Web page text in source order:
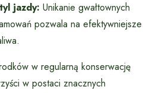
jazdy: Unikanie gwałtownych
pozwala na efektywniejsze
w regularną konserwację
w postaci znacznych